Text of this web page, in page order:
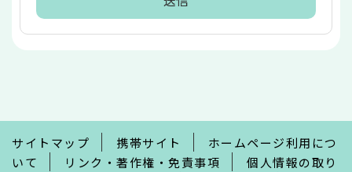
で
サイトマップ 携帯サイト
ホームページ利用につ
いて
リンク・著作権・免責事項
個人情報の取り